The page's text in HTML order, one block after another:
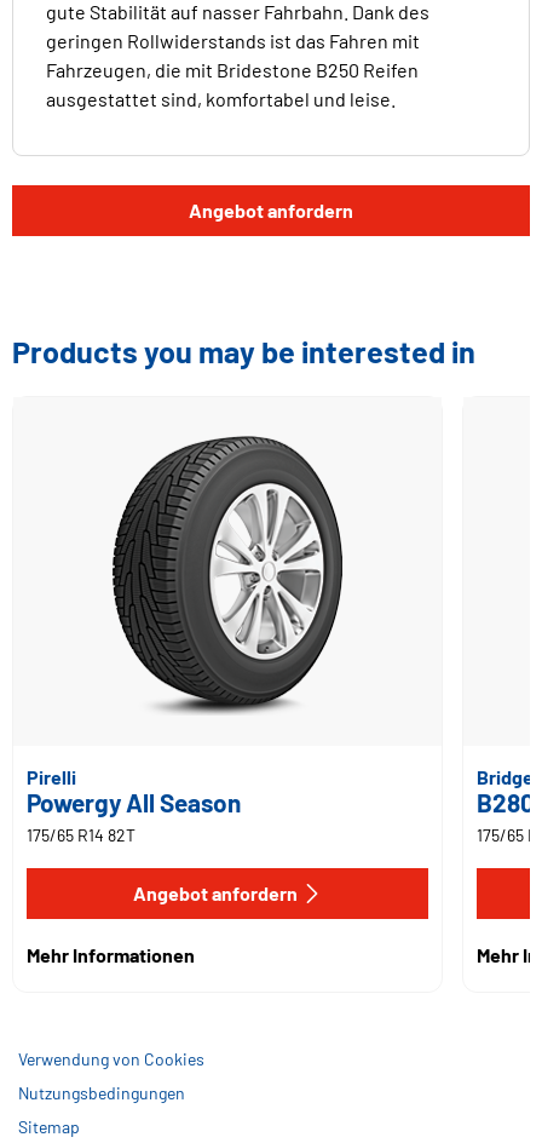
gute Stabilität auf nasser Fahrbahn. Dank des
geringen Rollwiderstands ist das Fahren mit
Fahrzeugen, die mit Bridestone B250 Reifen
ausgestattet sind, komfortabel und leise.
Angebot anfordern
Products you may be interested in
Pirelli
Powergy All Season
175/65 R14 82T
Angebot anfordern
Mehr Informationen
B280
175/65
Mehr
Verwendung von Cookies
Nutzungsbedingungen
Sitemap